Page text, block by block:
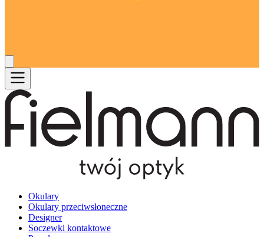
Okulary
Okulary przeciwsłoneczne
Designer
Soczewki kontaktowe